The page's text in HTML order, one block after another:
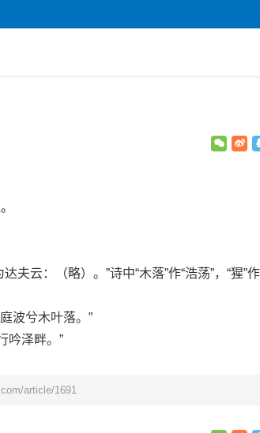
云：（略）。”诗中“木落”作“浩荡”，“猩”作
波兮木叶落。”
泽畔。”
article/1691